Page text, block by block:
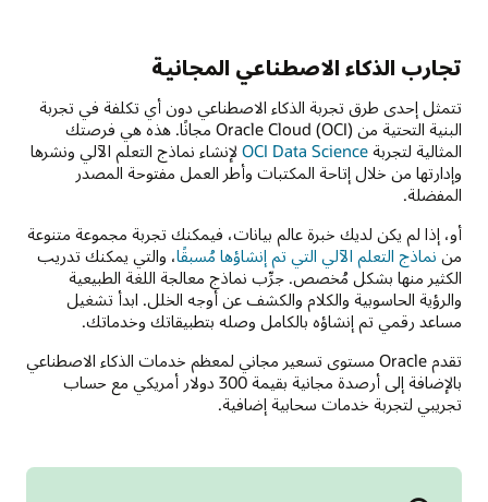
تجارب الذكاء الاصطناعي المجانية
تتمثل إحدى طرق تجربة الذكاء الاصطناعي دون أي تكلفة في تجربة
البنية التحتية من Oracle Cloud (OCI) مجانًا. هذه هي فرصتك
المثالية لتجربة OCI Data Science لإنشاء نماذج التعلم الآلي ونشرها
وإدارتها من خلال إتاحة المكتبات وأطر العمل مفتوحة المصدر
المفضلة.
أو، إذا لم يكن لديك خبرة عالم بيانات، فيمكنك تجربة مجموعة متنوعة
من نماذج التعلم الآلي التي تم إنشاؤها مُسبقًا، والتي يمكنك تدريب
الكثير منها بشكل مُخصص. جرِّب نماذج معالجة اللغة الطبيعية
والرؤية الحاسوبية والكلام والكشف عن أوجه الخلل. ابدأ تشغيل
مساعد رقمي تم إنشاؤه بالكامل وصله بتطبيقاتك وخدماتك.
تقدم Oracle مستوى تسعير مجاني لمعظم خدمات الذكاء الاصطناعي
بالإضافة إلى أرصدة مجانية بقيمة 300 دولار أمريكي مع حساب
تجريبي لتجربة خدمات سحابية إضافية.